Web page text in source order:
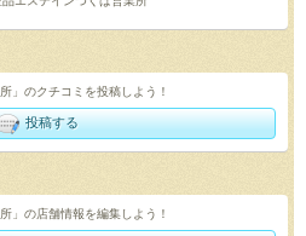
」のクチコミを投稿しよう！
投稿する
」の店舗情報を編集しよう！